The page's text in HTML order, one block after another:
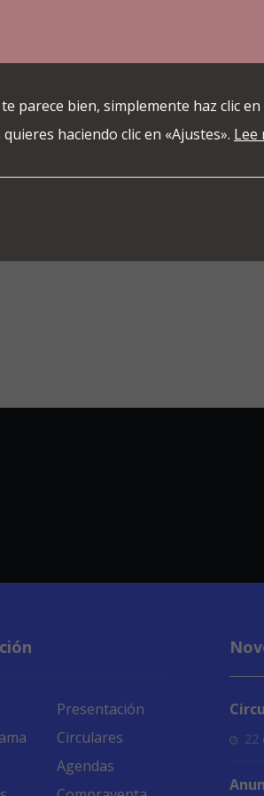
veas este contenido. Probablemente
la «Experiencia».
ajustes
veas este contenido. Probablemente
la «Experiencia».
ajustes
veas este contenido. Probablemente
la «Experiencia».
ajustes
Presentación
Circulares
Agendas
22
parece bien, simplemente haz clic
haciendo clic en «Ajustes». Lee